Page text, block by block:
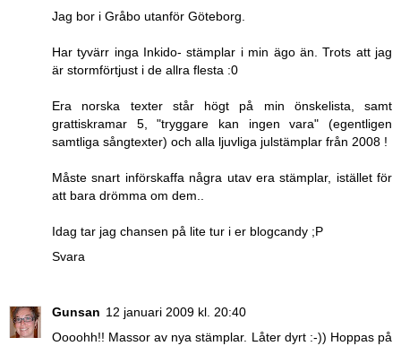
Jag bor i Gråbo utanför Göteborg.
Har tyvärr inga Inkido- stämplar i min ägo än. Trots att jag
är stormförtjust i de allra flesta :0
Era norska texter står högt på min önskelista, samt
grattiskramar 5, "tryggare kan ingen vara" (egentligen
samtliga sångtexter) och alla ljuvliga julstämplar från 2008 !
Måste snart införskaffa några utav era stämplar, istället för
att bara drömma om dem..
Idag tar jag chansen på lite tur i er blogcandy ;P
Svara
Gunsan 12 januari 2009 kl. 20:40
Oooohh!! Massor av nya stämplar. Låter dyrt :-)) Hoppas på